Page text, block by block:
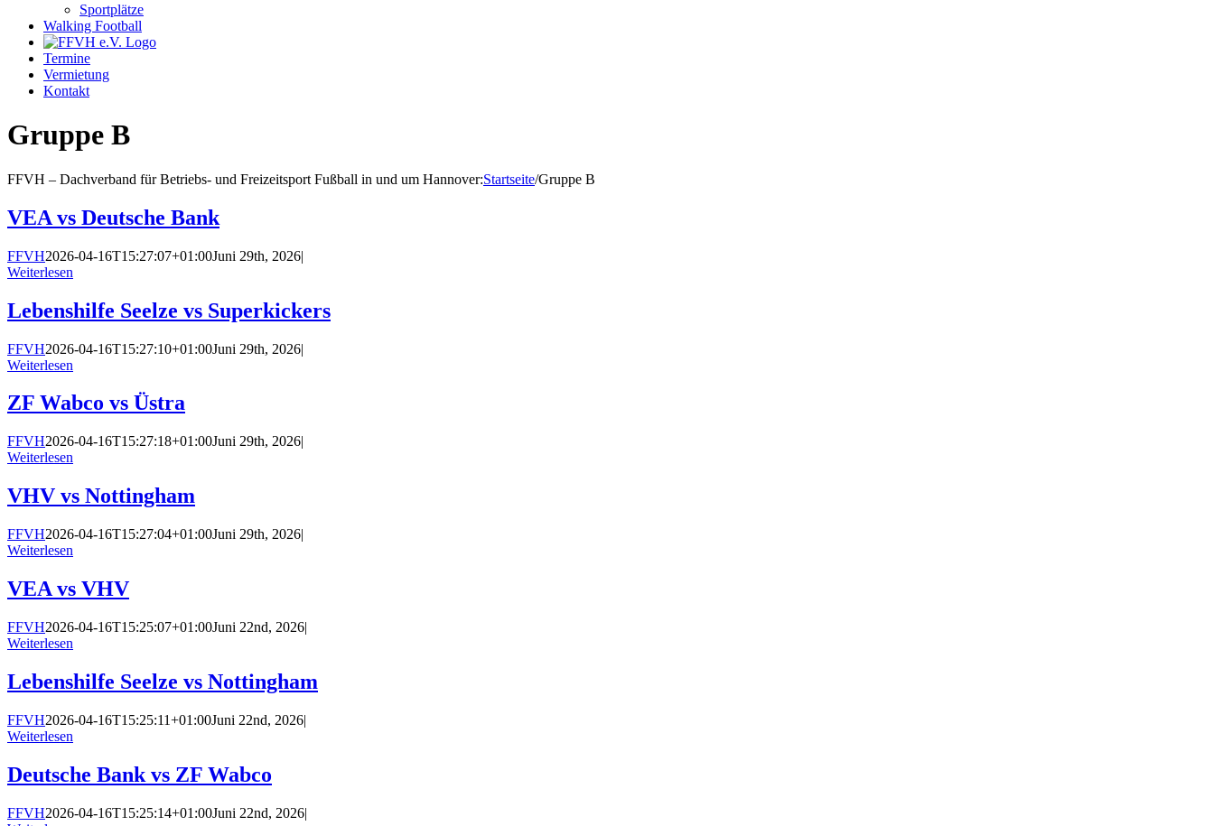
Sportplätze
Walking Football
Termine
Vermietung
Kontakt
Gruppe B
FFVH – Dachverband für Betriebs- und Freizeitsport Fußball in und um Hannover:Startseite/Gruppe B
VEA vs Deutsche Bank
FFVH2026-04-16T15:27:07+01:00Juni 29th, 2026|
Weiterlesen
Lebenshilfe Seelze vs Superkickers
FFVH2026-04-16T15:27:10+01:00Juni 29th, 2026|
Weiterlesen
ZF Wabco vs Üstra
FFVH2026-04-16T15:27:18+01:00Juni 29th, 2026|
Weiterlesen
VHV vs Nottingham
FFVH2026-04-16T15:27:04+01:00Juni 29th, 2026|
Weiterlesen
VEA vs VHV
FFVH2026-04-16T15:25:07+01:00Juni 22nd, 2026|
Weiterlesen
Lebenshilfe Seelze vs Nottingham
FFVH2026-04-16T15:25:11+01:00Juni 22nd, 2026|
Weiterlesen
Deutsche Bank vs ZF Wabco
FFVH2026-04-16T15:25:14+01:00Juni 22nd, 2026|